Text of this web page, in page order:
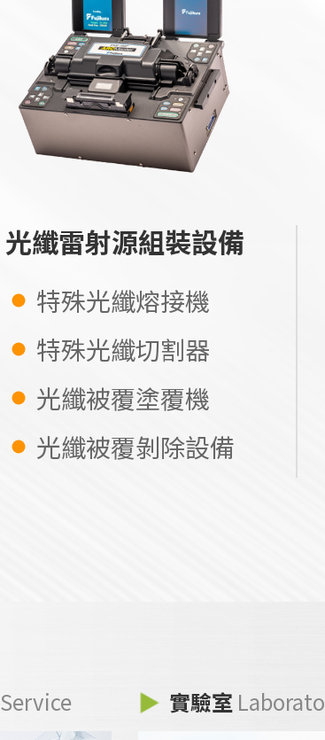
光纖雷射源組裝設備
特殊光纖熔接機
特殊光纖切割器
光纖被覆塗覆機
光纖被覆剝除設備
Service 實驗室